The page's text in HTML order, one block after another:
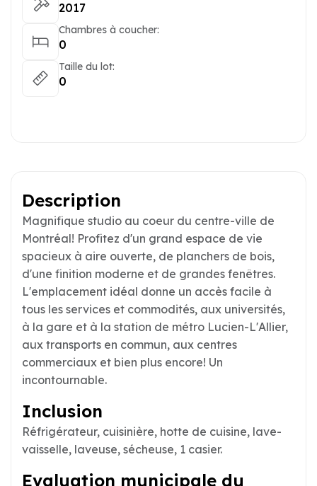
2017
Chambres à coucher:
0
Taille du lot:
0
Description
Magnifique studio au coeur du centre-ville de
Montréal! Profitez d'un grand espace de vie
spacieux à aire ouverte, de planchers de bois,
d'une finition moderne et de grandes fenêtres.
L'emplacement idéal donne un accès facile à
tous les services et commodités, aux universités,
à la gare et à la station de métro Lucien-L'Allier,
aux transports en commun, aux centres
commerciaux et bien plus encore! Un
incontournable.
Inclusion
Réfrigérateur, cuisinière, hotte de cuisine, lave-
vaisselle, laveuse, sécheuse, 1 casier.
Evaluation municipale du